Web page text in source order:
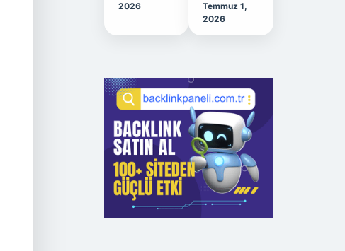
2026
Temmuz 1,
2026